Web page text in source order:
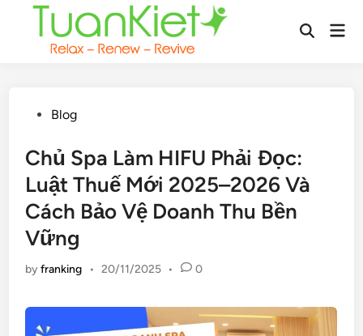
Open
PostedBlog
Chủ Spa Làm HIFU Phải Đọc:
Luật Thuế Mới 2025–2026 Và
Cách Bảo Vệ Doanh Thu Bền
Vững
byfranking • 20/11/2025 • 0